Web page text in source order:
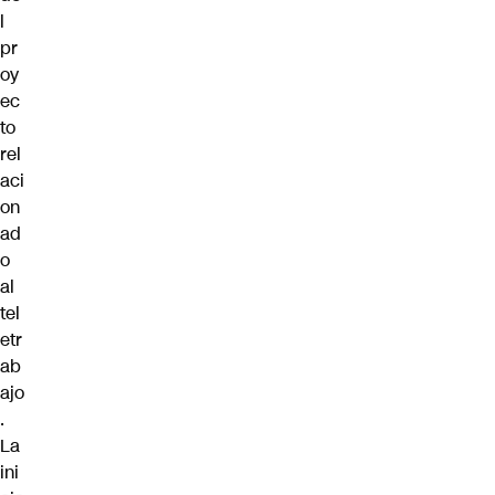
l
pr
oy
ec
to
rel
aci
on
ad
o
al
tel
etr
ab
ajo
.
La
ini